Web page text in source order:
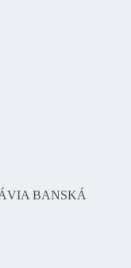
BANSKÁ